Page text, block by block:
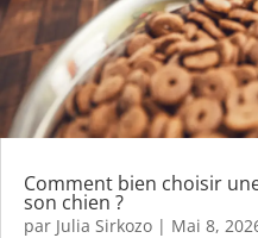
Comment bien choisir
son chien ?
par Julia Sirkozo | Mai 8,